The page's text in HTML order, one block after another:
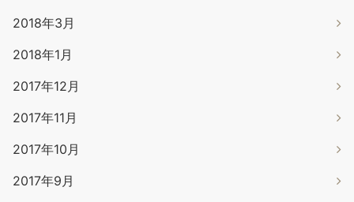
2018年3月
2018年1月
2017年12月
2017年11月
2017年10月
2017年9月